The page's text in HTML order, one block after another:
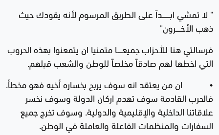
" لا تمشي ابــــــــداً على الطريق المرسوم لأنه يقودك حيث
ذهب الأخـــــرون"
فرسالتي هنا للأحزاب جميعـــــا متمنيا ان يتمعنوا بهذه الحروب
التي اخطها لهم صادقاً مخلصاً للوطن والشعب قبلهم.
• ان من يعتقد انه سوف يربح بخساره أخيه فهو مخطأ.
فالحرب القادمة سوف تهدم اركان الدولة وسوف نخسر
علاقاتنا الداخلية والإقليمية والدولية. وسوف تخرج جميع
السفارات والمنظمات الفاعلة والعاملة في الوطن.